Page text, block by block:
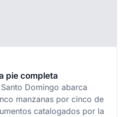
pie completa
Domingo abarca
manzanas por cinco de
catalogados por la